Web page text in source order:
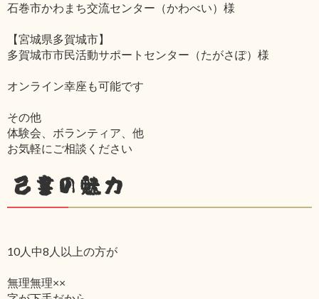
石巻市かわまち交流センター（かわべい）様
【宮城県多賀城市】
多賀城市市民活動サポートセンター（たがさぽ）様
オンライン幸座も可能です
その他
体験会、ボランティア、他
お気軽にご相談ください
己書の魅力
10人中8人以上の方が
無理無理××